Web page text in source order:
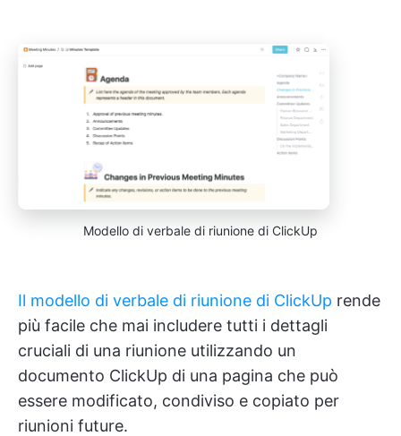
Modello di verbale di riunione di ClickUp
Il modello di verbale di riunione di ClickUp rende
più facile che mai includere tutti i dettagli
cruciali di una riunione utilizzando un
documento ClickUp di una pagina che può
essere modificato, condiviso e copiato per
riunioni future.